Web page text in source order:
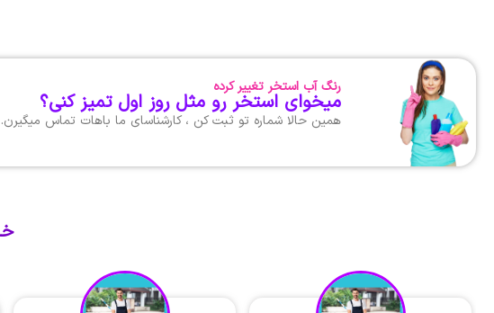
رنگ آب استخر تغییر کرده
میخوای استخر رو مثل روز اول تمیز کنی؟
همین حالا شماره تو ثبت کن ، کارشناسای ما باهات تماس